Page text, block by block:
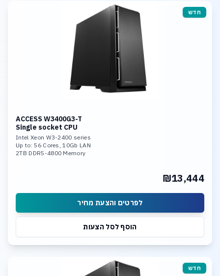
חדש
ACCESS W3400G3-T
Single socket CPU
Intel Xeon W3-2400 series
Up to: 56 Cores, 10Gb LAN
2TB DDR5-4800 Memory
₪13,444
לפרטים והצעת מחיר
הוסף לסל הצעות
חדש